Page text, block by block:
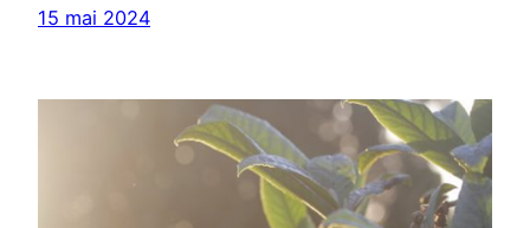
15 mai 2024